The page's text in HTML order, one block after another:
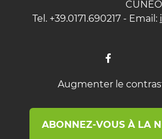
CUNEO
Tel. +39.0171.690217 - Email:
Augmenter le
ABONNEZ-VOUS À LA